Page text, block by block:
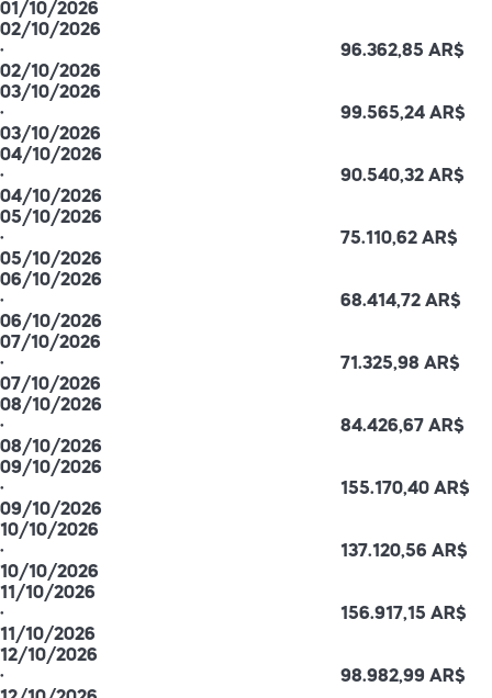
01/10/2026
02/10/2026
·
02/10/2026
96.362,85 AR$
03/10/2026
·
03/10/2026
99.565,24 AR$
04/10/2026
·
04/10/2026
90.540,32 AR$
05/10/2026
·
05/10/2026
75.110,62 AR$
06/10/2026
·
06/10/2026
68.414,72 AR$
07/10/2026
·
07/10/2026
71.325,98 AR$
08/10/2026
·
08/10/2026
84.426,67 AR$
09/10/2026
·
09/10/2026
155.170,40 AR$
10/10/2026
·
10/10/2026
137.120,56 AR$
11/10/2026
·
11/10/2026
156.917,15 AR$
12/10/2026
·
98.982,99 AR$